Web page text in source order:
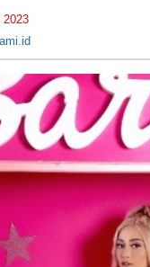
2023